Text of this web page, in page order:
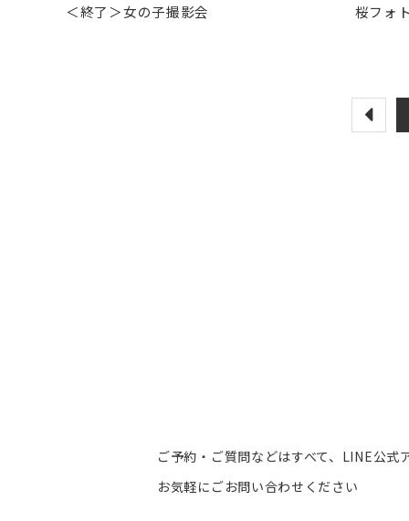
＜終了＞女の子撮影会 桜フォ
ご予約・ご質問などはすべて、LINE公式
お気軽にごお問い合わせください